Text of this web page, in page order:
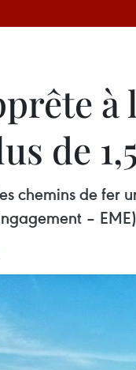
de
chemins de fer
–